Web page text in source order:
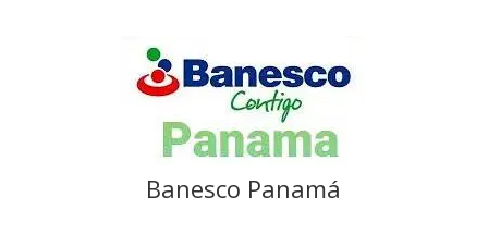
Banesco Panamá